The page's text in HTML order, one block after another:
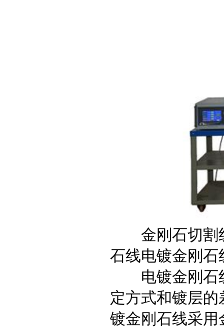
金刚石切割线
石线电镀金刚石
电镀金刚石线
定方式和镀层
镀金刚石线采